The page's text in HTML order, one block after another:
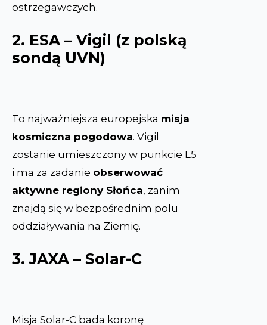
ostrzegawczych.
2. ESA – Vigil (z polską
sondą UVN)
To najważniejsza europejska misja
kosmiczna pogodowa. Vigil
zostanie umieszczony w punkcie L5
i ma za zadanie obserwować
aktywne regiony Słońca, zanim
znajdą się w bezpośrednim polu
oddziaływania na Ziemię.
3. JAXA – Solar-C
Misja Solar-C bada koronę